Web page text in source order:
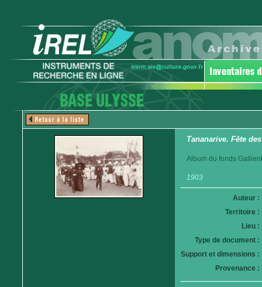
Tananarive. Fête
Album du fonds
1903
Auteur :
Territoire :
Lieu :
Type de document :
Support et dimensions :
Provenance :